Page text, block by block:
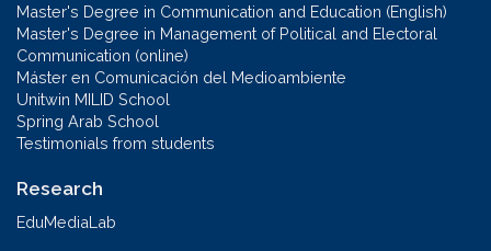
Master's Degree in Communication and Education (English)
Master's Degree in Management of Political and Electoral
Communication (online)
Máster en Comunicación del Medioambiente
Unitwin MILID School
Spring Arab School
Testimonials from students
Research
EduMediaLab